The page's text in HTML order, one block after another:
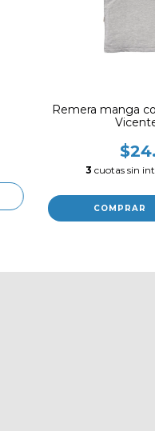
Remera manga
3 cuotas sin
COMPRAR